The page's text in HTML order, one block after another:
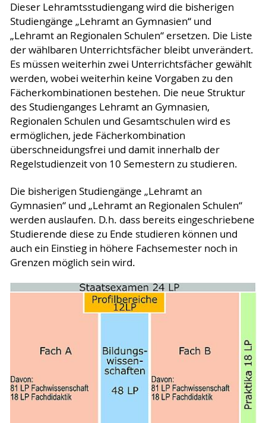
Dieser Lehramtsstudiengang wird die bisherigen
Studiengänge „Lehramt an Gymnasien“ und
„Lehramt an Regionalen Schulen“ ersetzen. Die Liste
der wählbaren Unterrichtsfächer bleibt unverändert.
Es müssen weiterhin zwei Unterrichtsfächer gewählt
werden, wobei weiterhin keine Vorgaben zu den
Fächerkombinationen bestehen. Die neue Struktur
des Studienganges Lehramt an Gymnasien,
Regionalen Schulen und Gesamtschulen wird es
ermöglichen, jede Fächerkombination
überschneidungsfrei und damit innerhalb der
Regelstudienzeit von 10 Semestern zu studieren.
Die bisherigen Studiengänge „Lehramt an
Gymnasien“ und „Lehramt an Regionalen Schulen“
werden auslaufen. D.h. dass bereits eingeschriebene
Studierende diese zu Ende studieren können und
auch ein Einstieg in höhere Fachsemester noch in
Grenzen möglich sein wird.